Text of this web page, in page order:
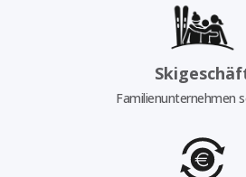
Familienunternehmen